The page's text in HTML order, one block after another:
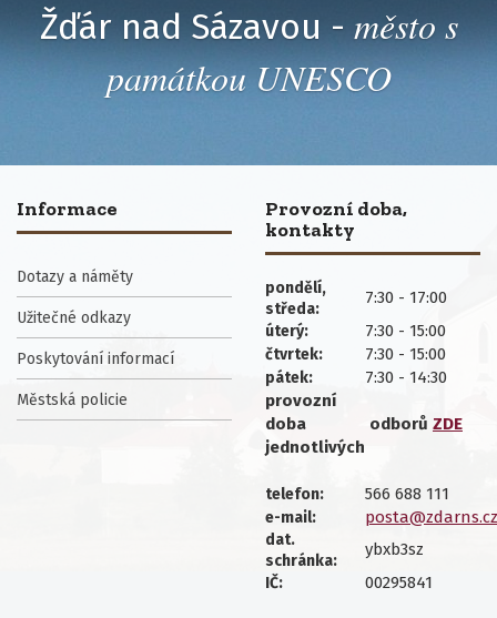
Žďár nad Sázavou - město s
památkou UNESCO
Informace
Dotazy a náměty
Užitečné odkazy
Poskytování informací
Městská policie
Provozní doba,
kontakty
pondělí,
středa:
7:30 - 17:00
úterý: 7:30 - 15:00
čtvrtek: 7:30 - 15:00
pátek:
7:30 - 14:30
provozní
doba
jednotlivých
odborů ZDE
telefon: 566 688 111
e-mail: posta@zdarns.cz
dat.
schránka:
ybxb3sz
IČ: 00295841